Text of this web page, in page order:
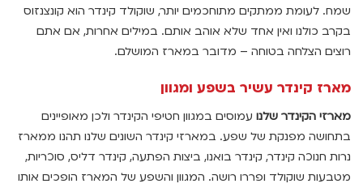
שמח. לעומת ממתקים מתוחכמים יותר, שוקולד קינדר הוא קונצנזוס
בקרב כולנו ואין אחד שלא אוהב אותם. במילים אחרות, אם אתם
רוצים הצלחה בטוחה – מדובר במארז המושלם.
מארז קינדר עשיר בשפע ומגוון
מארזי הקינדר שלנו עמוסים במגוון חטיפי הקינדר ולכן מאופיינים
בתחושה מפנקת של שפע. במארזי קינדר השונים שלנו תהנו ממארז
נרות חנוכה קינדר, קינדר בואנו, ביצות הפתעה, קינדר דליס, סוכריות,
מטבעות שוקולד ופררו רושה. המגוון והשפע של המארז הופכים אותו